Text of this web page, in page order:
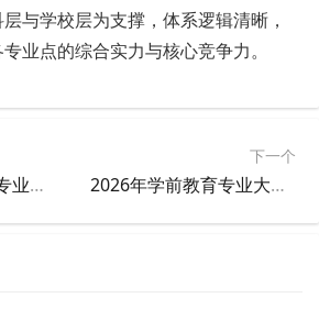
与学校层为支撑，体系逻辑清晰，
业点的综合实力与核心竞争力。
2026年教育技术学专业大学排名
下一个
2026年学前教育专业大学排名